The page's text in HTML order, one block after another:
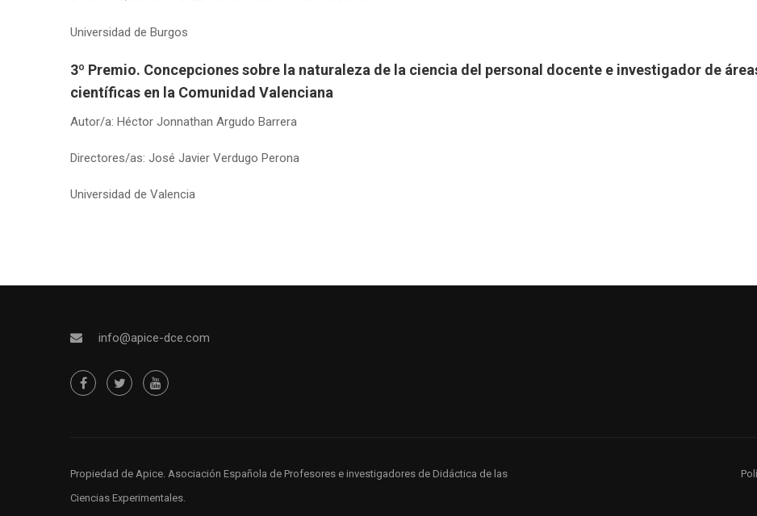
Universidad de Burgos
3º Premio. Concepciones sobre la naturaleza de la ciencia del personal docente e investigador de
científicas en la Comunidad Valenciana
Autor/a: Héctor Jonnathan Argudo Barrera
Directores/as: José Javier Verdugo Perona
Universidad de Valencia
info@apice-dce.com
Propiedad de Apice. Asociación Española de Profesores e investigadores de Didáctica de las
Ciencias Experimentales.